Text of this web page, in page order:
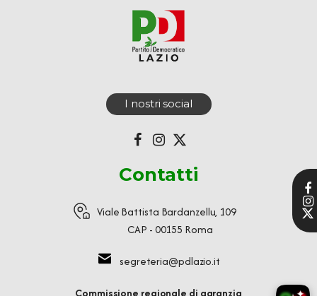
I nostri social
Contatti
Viale Battista Bardanzellu, 109
CAP - 00155 Roma
segreteria@pdlazio.it
Commissione regionale di garanzia